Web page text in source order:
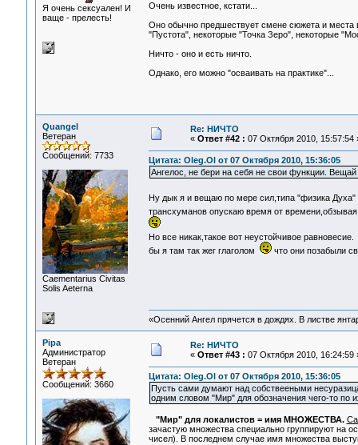
Я очень сексуален! И
ваще - прелесть!
Очень известное, кстати...
Оно обычно предшествует смене сюжета и
"Пустота", некоторые "Точка Зеро", некоторые
Ничто - оно и есть ничто.
Однако, его можно "осваивать на практике"...
Quangel
Ветеран
Сообщений: 7733
Сaementarius Civitas
Solis Aeterna
Re: НИЧТО
« Ответ #42 : 07 Октября 2010, 15:57:54
Цитата: Oleg.Ol от 07 Октября 2010, 15:36:05
Ангелос, не бери на себя не свои функции.
Ну дык я и вещаю по мере сил,типа "физика
трансхуманов опускаю время от
Но все никак,такое вот неустойчивое равновесие.
бы я там так жег глаголом
что они позабыли
«Осенний Ангел прячется в дождях. В листве
Pipa
Администратор
Ветеран
Сообщений: 3660
Re: НИЧТО
« Ответ #43 : 07 Октября 2010, 16:24:59
Цитата: Oleg.Ol от 07 Октября 2010, 15:36:05
Пусть сами думают над собствееными
одним словом "Мир" для обозначения чего-то по
"Мир" для локалистов = имя МНОЖЕСТВА.
зачастую множества специально группируют на
чисел). В последнем случае имя множества